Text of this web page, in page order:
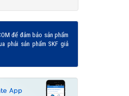
để đảm bảo sản phẩm
phải sản phẩm SKF giả